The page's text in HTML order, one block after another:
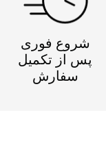
شروع فوری
پس از تکمیل
سفارش